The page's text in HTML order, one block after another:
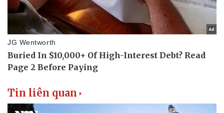
Tin liên quan